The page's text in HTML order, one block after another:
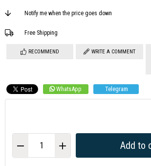
Notify me when the price goes down
Free Shipping
RECOMMEND WRITE A COMMENT
WhatsApp Telegram